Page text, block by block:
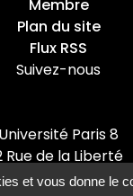
et vous donne le
Membre
Plan du site
Flux RSS
Suivez-nous
Université Paris 8
Rue de la Liberté
Saint-Denis